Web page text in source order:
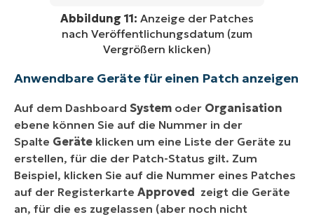
Abbildung 11: Anzeige der Patches
nach Veröffentlichungsdatum (zum
Vergrößern klicken)
Anwendbare Geräte für einen Patch anzeigen
Auf dem Dashboard System oder Organisation
ebene können Sie auf die Nummer in der
Spalte Geräte klicken um eine Liste der Geräte zu
erstellen, für die der Patch-Status gilt. Zum
Beispiel, klicken Sie auf die Nummer eines Patches
auf der Registerkarte Approved zeigt die Geräte
an, für die es zugelassen (aber noch nicht